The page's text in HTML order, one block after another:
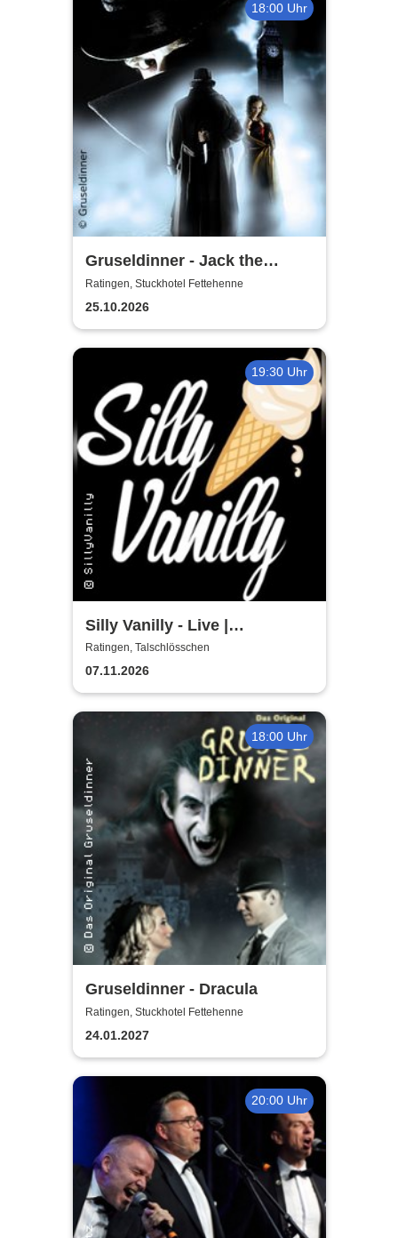
18:00 Uhr
Gruseldinner - Jack the
Ripper
Ratingen, Stuckhotel Fettehenne
25.10.2026
19:30 Uhr
Silly Vanilly - Live |
Talschlösschen
Ratingen, Talschlösschen
07.11.2026
18:00 Uhr
Gruseldinner - Dracula
Ratingen, Stuckhotel Fettehenne
24.01.2027
20:00 Uhr